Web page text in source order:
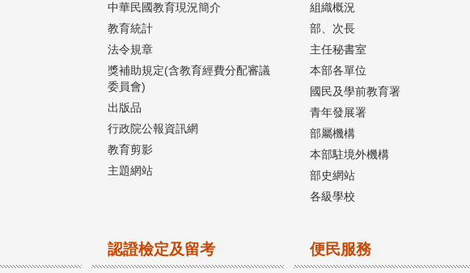
中華民國教育現況簡介
教育統計
法令規章
獎補助規定(含教育經費分配審議
委員會)
出版品
行政院公報資訊網
教育剪影
主題網站
組織概況
部、次長
主任秘書室
本部各單位
國民及學前教育署
青年發展署
部屬機構
本部駐境外機構
部史網站
各級學校
認證檢定及留考 便民服務